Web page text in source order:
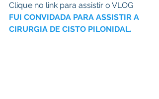
Clique no link para assistir o VLOG
FUI CONVIDADA PARA ASSISTIR A
CIRURGIA DE CISTO PILONIDAL.